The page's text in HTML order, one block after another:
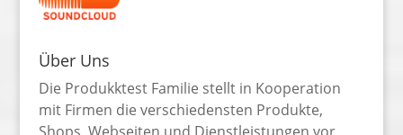
Über Uns
Die Produkktest Familie stellt in Kooperation
mit Firmen die verschiedensten Produkte,
Shops, Webseiten und Dienstleistungen vor